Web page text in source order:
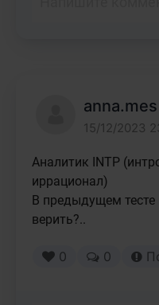
15/12/2023
Аналитик INTP
иррационал)
В предыдущем
верить?..
0 0